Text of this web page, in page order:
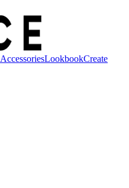
AccessoriesLookbookCreate